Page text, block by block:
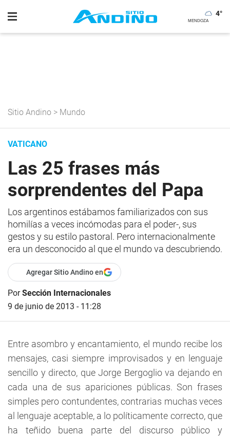
4°
Sitio Andino > Mundo
VATICANO
Las 25 frases más
sorprendentes del Papa
Los argentinos estábamos familiarizados con sus
homilías a veces incómodas para el poder-, sus
gestos y su estilo pastoral. Pero internacionalmente
era un desconocido al que el mundo va descubriendo.
Agregar Sitio Andino en
PorSección Internacionales
9 de junio de 2013 - 11:28
Entre asombro y encantamiento, el mundo recibe los
mensajes, casi siempre improvisados y en lenguaje
sencillo y directo, que Jorge Bergoglio va dejando en
cada una de sus apariciones públicas. Son frases
simples pero contundentes, contrarias muchas veces
al lenguaje aceptable, a lo políticamente correcto, que
ha teñido buena parte del discurso público y